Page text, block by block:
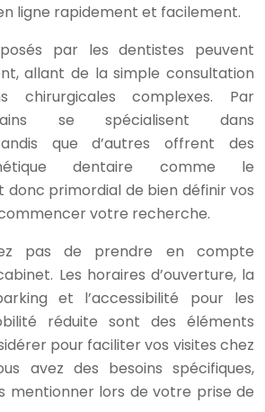
ligne rapidement et facilement.
par les dentistes peuvent
allant de la simple consultation
chirurgicales complexes. Par
se spécialisent dans
que d’autres offrent des
dentaire comme le
donc primordial de bien définir vos
votre recherche.
pas de prendre en compte
Les horaires d’ouverture, la
et l’accessibilité pour les
réduite sont des éléments
pour faciliter vos visites chez
avez des besoins spécifiques,
mentionner lors de votre prise de